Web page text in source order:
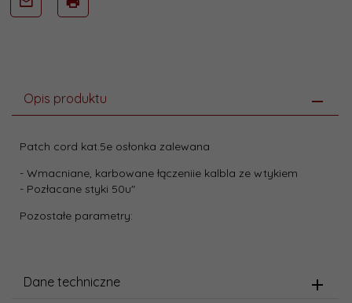
Opis produktu
Patch cord kat.5e osłonka zalewana
- Wmacniane, karbowane łączeniie kalbla ze wtykiem
- Pozłacane styki 50u"
Pozostałe parametry:
Dane techniczne